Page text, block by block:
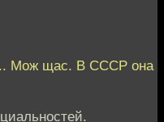
Мож щас. В СССР она